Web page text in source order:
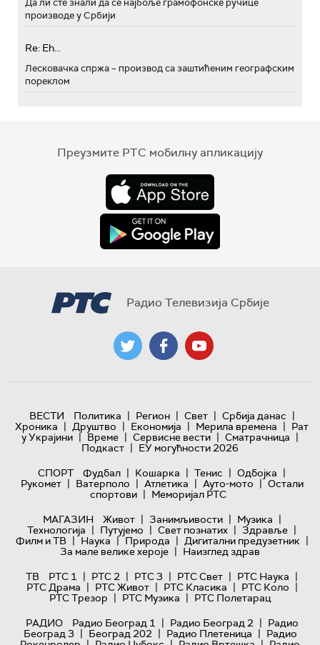
Да ли сте знали да се најбоље грамофонске ручице
производе у Србији
Re: Eh...
Лесковачка спржа – производ са заштићеним географским
пореклом
Преузмите РТС мобилну апликацију
Радио Телевизија Србије
ВЕСТИ Политика | Регион | Свет | Србија данас |
Хроника | Друштво | Економија | Мерила времена | Рат
у Украјини | Време | Сервисне вести | Сматрачница |
Подкаст | ЕУ могућности 2026
СПОРТ
Фудбал | Кошарка | Тенис | Одбојка |
Рукомет | Ватерполо | Атлетика | Ауто-мото | Остали
спортови | Меморијал РТС
МАГАЗИН
Живот | Занимљивости | Музика |
Технологијa | Путујемо | Свет познатих | Здравље |
Филм и ТВ | Наука | Природа | Дигитални предузетник |
За мале велике хероје | Наизглед здрав
ТВ
РТС 1 | РТС 2 | РТС 3 | РТС Свет | РТС Наука |
РТС Драма | РТС Живот | РТС Класика | РТС Коло |
РТС Трезор | РТС Музика | РТС Полетарац
РАДИО
Радио Београд 1 | Радио Београд 2 | Радио
Београд 3 | Београд 202 | Радио Плетеница | Радио